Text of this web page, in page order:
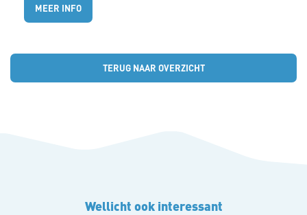
MEER INFO
TERUG NAAR OVERZICHT
Wellicht ook interessant